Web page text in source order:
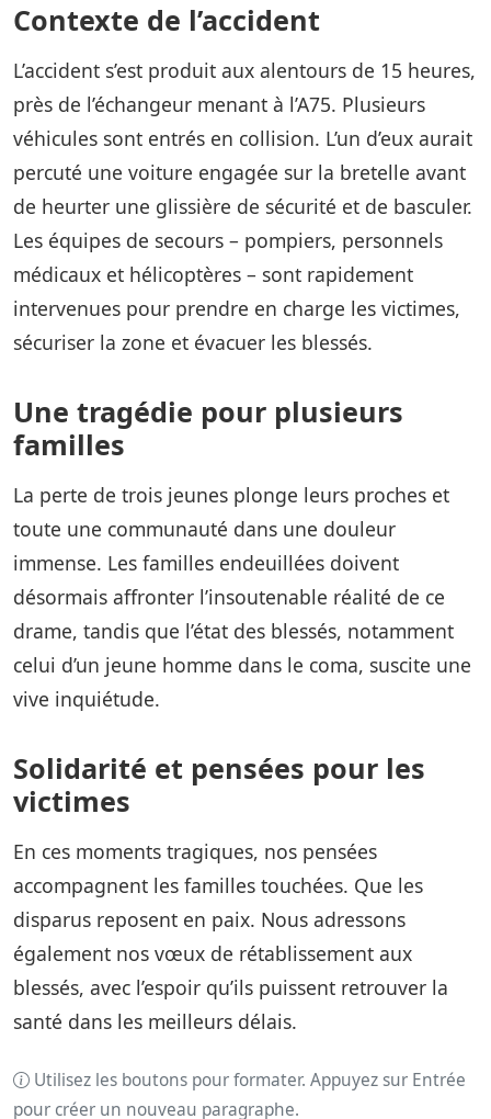
Contexte de l’accident
L’accident s’est produit aux alentours de 15 heures,
près de l’échangeur menant à l’A75. Plusieurs
véhicules sont entrés en collision. L’un d’eux aurait
percuté une voiture engagée sur la bretelle avant
de heurter une glissière de sécurité et de basculer.
Les équipes de secours – pompiers, personnels
médicaux et hélicoptères – sont rapidement
intervenues pour prendre en charge les victimes,
sécuriser la zone et évacuer les blessés.
Une tragédie pour plusieurs
familles
La perte de trois jeunes plonge leurs proches et
toute une communauté dans une douleur
immense. Les familles endeuillées doivent
désormais affronter l’insoutenable réalité de ce
drame, tandis que l’état des blessés, notamment
celui d’un jeune homme dans le coma, suscite une
vive inquiétude.
Solidarité et pensées pour les
victimes
En ces moments tragiques, nos pensées
accompagnent les familles touchées. Que les
disparus reposent en paix. Nous adressons
également nos vœux de rétablissement aux
blessés, avec l’espoir qu’ils puissent retrouver la
santé dans les meilleurs délais.
Utilisez les boutons pour formater. Appuyez sur Entrée
pour créer un nouveau paragraphe.